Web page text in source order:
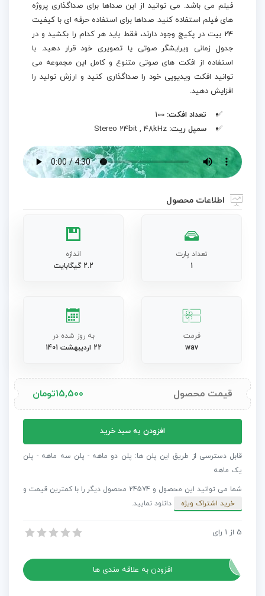
فیلم می باشد. می توانید از این صداها برای صداگذاری پروژه
های فیلم استفاده کنید. صداها برای استفاده حرفه ای با کیفیت
24 بیت در پکیچ وجود دارند، فقط باید هر کدام را بکشید و در
جدول زمانی ویرایشگر صوتی یا تصویری خود قرار دهید. با
استفاده از افکت های صوتی متنوع و کامل این مجموعه می
توانید افکت ویدیویی خود را صداگذاری کنید و ارزش تولید را
افزایش دهید.
تعداد افکت:
سمپل ریت:
اطلاعات محصول
تعداد پارت
1
اندازه
2.2 گیگابایت
فرمت
wav
به روز شده در
22 اردیبهشت 1401
قیمت محصول 15,500تومان
های
صوتی
Rain
عدد
افزودن به سبد خرید
قابل دسترسی از طریق این پلن ها: پلن دو ماهه - پلن سه ماهه - پلن
یک ماهه
شما می توانید این محصول و 24574 محصول دیگر را با کمترین قیمت و
خرید اشتراک ویژه
دانلود نمایید.
مجموعه جلوه های صوتی باران The Rain Library
5 از 1 رای
افزودن به علاقه مندی ها